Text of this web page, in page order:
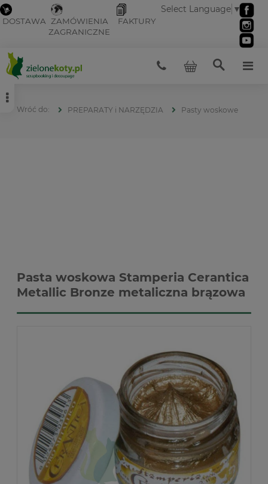
DOSTAWA ZAMÓWIENIA
ZAGRANICZNE
FAKTURY
Select Language ▼
PREPARATY i NARZĘDZIA Pasty woskowe
Pasta woskowa Stamperia Cerantica
Metallic Bronze metaliczna brązowa